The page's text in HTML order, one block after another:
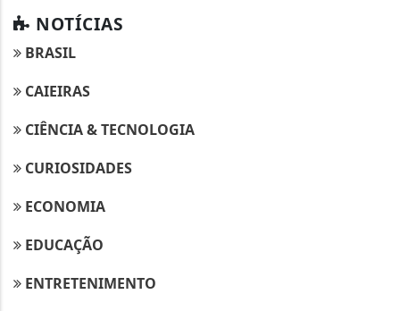
NOTÍCIAS
BRASIL
CAIEIRAS
CIÊNCIA & TECNOLOGIA
CURIOSIDADES
ECONOMIA
EDUCAÇÃO
ENTRETENIMENTO